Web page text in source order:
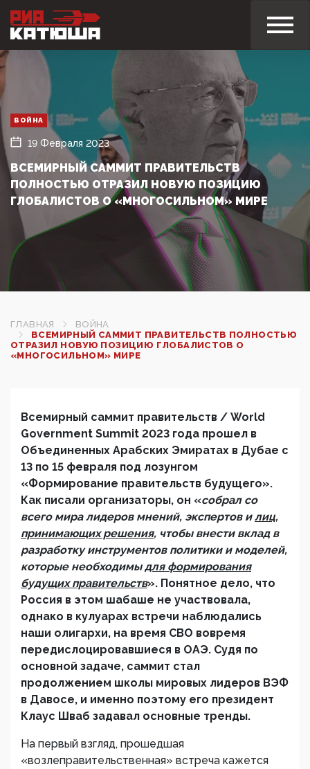
ВОЙНА
19 Февраля 2023
ВСЕМИРНЫЙ САММИТ ПРАВИТЕЛЬСТВ
ПОЛНОСТЬЮ ОТРАЗИЛ НОВУЮ ПОЗИЦИЮ
ГЛОБАЛИСТОВ О «МНОГОСИЛЬНОМ» МИРЕ
ГЛАВНАЯ
ВОЙНА
ВСЕМИРНЫЙ САММИТ ПРАВИТЕЛЬСТВ ПОЛНОСТЬЮ
ОТРАЗИЛ НОВУЮ ПОЗИЦИЮ ГЛОБАЛИСТОВ О
«МНОГОСИЛЬНОМ» МИРЕ
Всемирный саммит правительств / World
Government Summit 2023 года прошел в
Объединенных Арабских Эмиратах в Дубае с
13 по 15 февраля под лозунгом
«Формирование правительств будущего».
Как писали организаторы, он «собрал со
всего мира лидеров мнений, экспертов илиц,
принимающих решения, чтобы внести вклад в
разработку инструментов политики и моделей,
которые необходимыдля формирования
будущих правительств». Понятное дело, что
Россия в этом шабаше не участвовала,
однако в кулуарах встречи наблюдались
наши олигархи, на время СВО вовремя
передислоцировавшиеся в ОАЭ. Судя по
основной задаче, саммит стал
продолжением школы мировых лидеров ВЭФ
в Давосе, и именно поэтому его президент
Клаус Шваб задавал основные тренды.
На первый взгляд, прошедшая
«возлеправительственная» встреча кажется